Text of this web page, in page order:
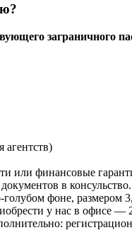
заграничного
агентств)
или финансовые
в консульство.
фоне, размером
у нас в офисе —